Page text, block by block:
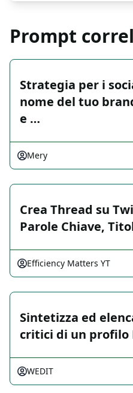
Prompt
Strategia per i
nome del tuo
e …
Mery
Crea Thread su
Parole Chiave,
Efficiency Matters YT
Sintetizza ed
critici di un profilo
WEDIT